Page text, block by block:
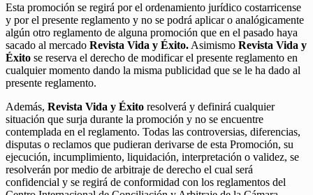
Esta promoción se regirá por el ordenamiento jurídico costarricense
y por el presente reglamento y no se podrá aplicar o analógicamente
algún otro reglamento de alguna promoción que en el pasado haya
sacado al mercado Revista Vida y Éxito. Asimismo Revista Vida y
Éxito se reserva el derecho de modificar el presente reglamento en
cualquier momento dando la misma publicidad que se le ha dado al
presente reglamento.
Además, Revista Vida y Éxito resolverá y definirá cualquier
situación que surja durante la promoción y no se encuentre
contemplada en el reglamento. Todas las controversias, diferencias,
disputas o reclamos que pudieran derivarse de esta Promoción, su
ejecución, incumplimiento, liquidación, interpretación o validez, se
resolverán por medio de arbitraje de derecho el cual será
confidencial y se regirá de conformidad con los reglamentos del